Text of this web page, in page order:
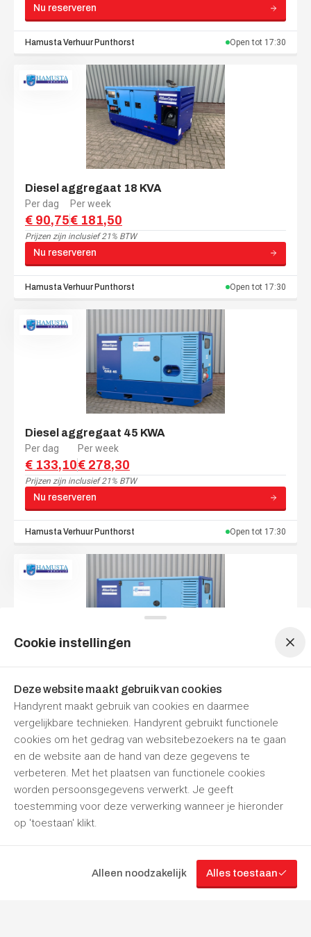
Nu reserveren
Hamusta VerhuurPunthorst Open tot 17:30
Diesel aggregaat 18 KVA
Per dag
€ 90,75
Per week
€ 181,50
Prijzen zijn inclusief 21% BTW
Nu reserveren
Hamusta VerhuurPunthorst Open tot 17:30
Diesel aggregaat 45 KWA
Per dag
€ 133,10
Per week
€ 278,30
Prijzen zijn inclusief 21% BTW
Nu reserveren
Hamusta VerhuurPunthorst Open tot 17:30
Per dag
€ 133,10
Per week
€ 314,60
Prijzen zijn inclusief 21% BTW
Nu reserveren
Hamusta Verhuur Punthorst Open tot
Filteren
ingereedschapverhuur”
Cookie instellingen
Deze website maakt gebruik van cookies
Handyrent maakt gebruik van cookies en daarmee
vergelijkbare technieken. Handyrent gebruikt functionele
cookies om het gedrag van websitebezoekers na te gaan
en de website aan de hand van deze gegevens te
verbeteren. Met het plaatsen van functionele cookies
worden persoonsgegevens verwerkt. Je geeft
toestemming voor deze verwerking wanneer je hieronder
op 'toestaan' klikt.
Alleen noodzakelijk Alles toestaan